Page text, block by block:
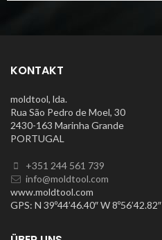
KONTAKT
moldtool, lda.
Rua São Pedro de Moel, 30
2430-163 Marinha Grande
PORTUGAL
+351 244 561 739
info@moldtool.com
www.moldtool.com
GPS: N 39º44’46.40″ W 8º56’42.82″